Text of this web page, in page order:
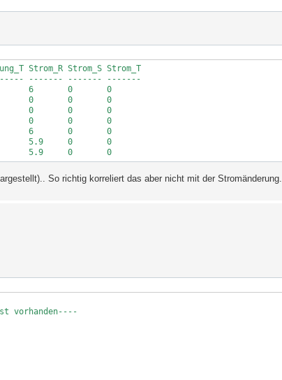
Strom_R Strom_S Strom_T
------- ------- -------
6       0       0
0       0       0
0       0       0
0       0       0
6       0       0
5.9     0       0
So richtig korreliert das aber nicht mit der Stromänderung.
vorhanden----